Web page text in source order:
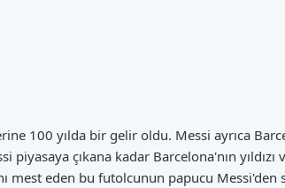
100 yılda bir gelir oldu. Messi ayrıca
çıkana kadar Barcelona'nın yıldızı
eden bu futolcunun papucu Messi'den